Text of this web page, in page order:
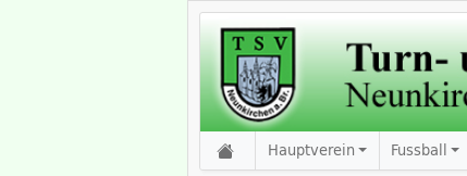
Hauptverein Fussball